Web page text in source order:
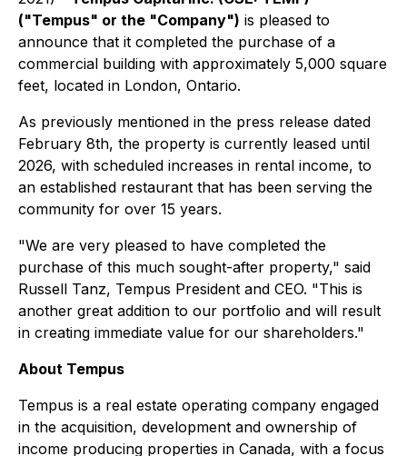
("Tempus" or the "Company") is pleased to
announce that it completed the purchase of a
commercial building with approximately 5,000 square
feet, located in London, Ontario.
As previously mentioned in the press release dated
February 8th, the property is currently leased until
2026, with scheduled increases in rental income, to
an established restaurant that has been serving the
community for over 15 years.
"We are very pleased to have completed the
purchase of this much sought-after property," said
Russell Tanz, Tempus President and CEO. "This is
another great addition to our portfolio and will result
in creating immediate value for our shareholders."
About Tempus
Tempus is a real estate operating company engaged
in the acquisition, development and ownership of
income producing properties in Canada, with a focus